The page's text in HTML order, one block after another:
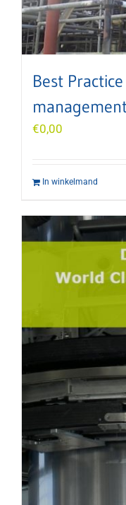
Best
€0,00
In winkelmand